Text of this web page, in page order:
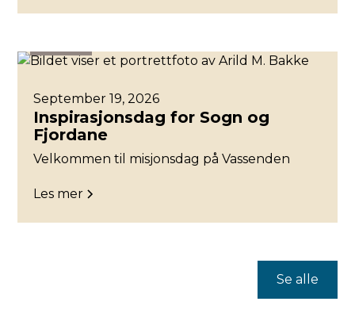
September 19, 2026
Inspirasjonsdag for Sogn og
Fjordane
Velkommen til misjonsdag på Vassenden
Les mer
Se alle